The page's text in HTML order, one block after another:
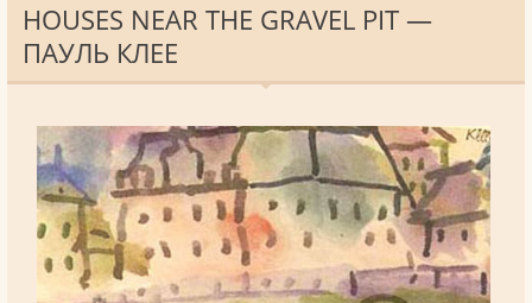
HOUSES NEAR THE GRAVEL PIT —
ПАУЛЬ КЛЕЕ